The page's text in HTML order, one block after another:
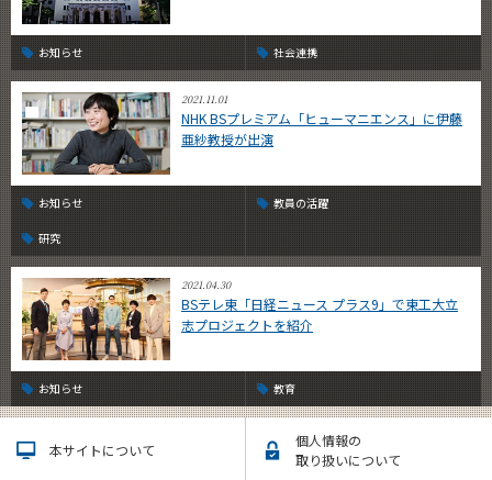
お知らせ 社会連携
2021.11.01
NHK BSプレミアム「ヒューマニエンス」に伊藤
亜紗教授が出演
お知らせ 教員の活躍
研究
2021.04.30
BSテレ東「日経ニュース プラス9」で東工大立
志プロジェクトを紹介
お知らせ 教育
本サイトについて
個人情報の
取り扱いについて